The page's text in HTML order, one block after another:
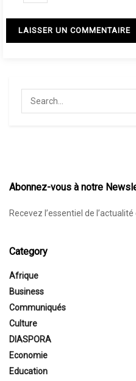
Abonnez-vous à notre
Recevez l’essentiel de
Category
Afrique
Business
Communiqués
Culture
DIASPORA
Economie
Education